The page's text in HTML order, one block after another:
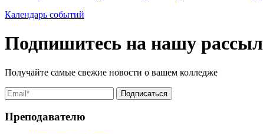
Календарь событий
Подпишитесь на нашу
Получайте самые свежие новости о вашем колледже
Преподавателю